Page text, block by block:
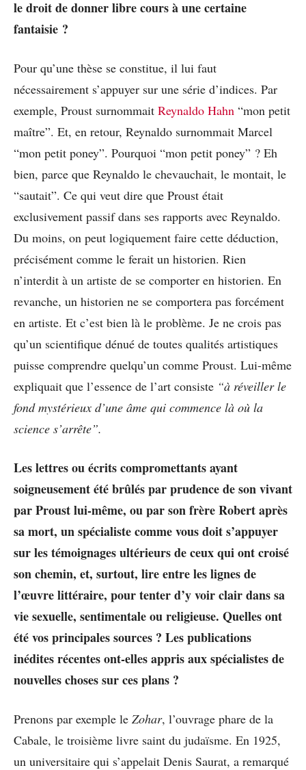
le droit de donner libre cours à une certaine
fantaisie ?
Pour qu’une thèse se constitue, il lui faut
nécessairement s’appuyer sur une série d’indices. Par
exemple, Proust surnommait Reynaldo Hahn “mon petit
maître”. Et, en retour, Reynaldo surnommait Marcel
“mon petit poney”. Pourquoi “mon petit poney” ? Eh
bien, parce que Reynaldo le chevauchait, le montait, le
“sautait”. Ce qui veut dire que Proust était
exclusivement passif dans ses rapports avec Reynaldo.
Du moins, on peut logiquement faire cette déduction,
précisément comme le ferait un historien. Rien
n’interdit à un artiste de se comporter en historien. En
revanche, un historien ne se comportera pas forcément
en artiste. Et c’est bien là le problème. Je ne crois pas
qu’un scientifique dénué de toutes qualités artistiques
puisse comprendre quelqu’un comme Proust. Lui-même
expliquait que l’essence de l’art consiste “à réveiller le
fond mystérieux d’une âme qui commence là où la
science s’arrête”.
Les lettres ou écrits compromettants ayant
soigneusement été brûlés par prudence de son vivant
par Proust lui-même, ou par son frère Robert après
sa mort, un spécialiste comme vous doit s’appuyer
sur les témoignages ultérieurs de ceux qui ont croisé
son chemin, et, surtout, lire entre les lignes de
l’œuvre littéraire, pour tenter d’y voir clair dans sa
vie sexuelle, sentimentale ou religieuse. Quelles ont
été vos principales sources ? Les publications
inédites récentes ont-elles appris aux spécialistes de
nouvelles choses sur ces plans ?
Prenons par exemple le Zohar, l’ouvrage phare de la
Cabale, le troisième livre saint du judaïsme. En 1925,
un universitaire qui s’appelait Denis Saurat, a remarqué